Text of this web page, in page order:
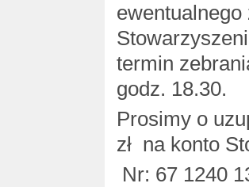
termin
godz. 18.30.
Prosimy o
zł na konto
Nr: 67 1240